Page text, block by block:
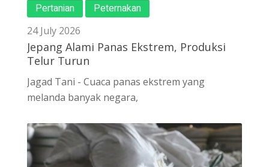
Pertanian Peternakan
24 July 2026
Jepang Alami Panas Ekstrem, Produksi
Telur Turun
Jagad Tani - Cuaca panas ekstrem yang
melanda banyak negara,